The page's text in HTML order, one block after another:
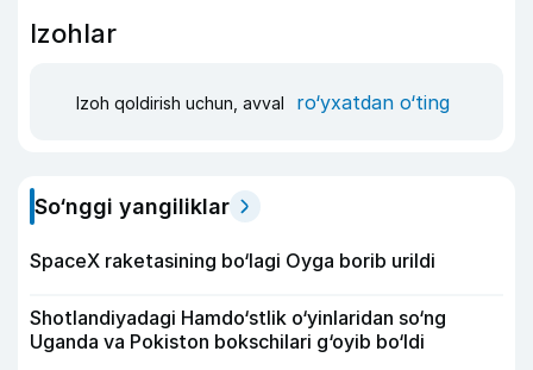
Izohlar
Izoh qoldirish uchun, avval ro‘yxatdan o‘ting
So‘nggi yangiliklar
SpaceX raketasining bo‘lagi Oyga borib urildi
Shotlandiyadagi Hamdo‘stlik o‘yinlaridan so‘ng
Uganda va Pokiston bokschilari g‘oyib bo‘ldi